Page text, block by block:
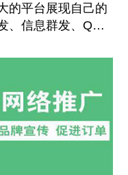
的平台展现自己的
、信息群发、QQ
等。